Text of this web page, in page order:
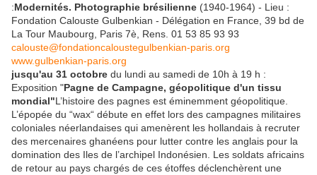
:Modernités. Photographie brésilienne (1940-1964) - Lieu :
Fondation Calouste Gulbenkian - Délégation en France, 39 bd de
La Tour Maubourg, Paris 7è, Rens. 01 53 85 93 93
calouste@fondationcaloustegulbenkian-paris.org
www.gulbenkian-paris.org
jusqu'au 31 octobre du lundi au samedi de 10h à 19 h :
Exposition "Pagne de Campagne, géopolitique d'un tissu
mondial"L’histoire des pagnes est éminemment géopolitique.
L’épopée du “wax“ débute en effet lors des campagnes militaires
coloniales néerlandaises qui amenèrent les hollandais à recruter
des mercenaires ghanéens pour lutter contre les anglais pour la
domination des Iles de l’archipel Indonésien. Les soldats africains
de retour au pays chargés de ces étoffes déclenchèrent une